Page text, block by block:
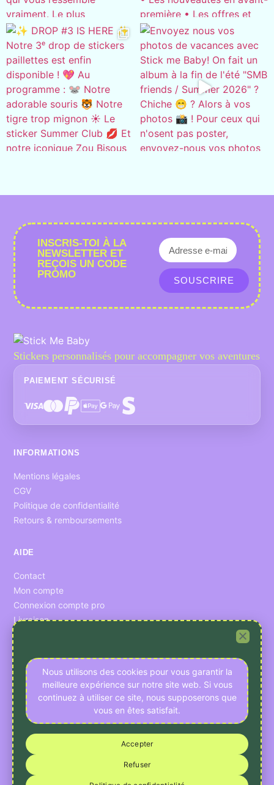
INSCRIS-TOI À LA
NEWSLETTER ET
REÇOIS UN CODE
PROMO
SOUSCRIRE
Stickers personnalisés pour accompagner vos aventures
PAIEMENT SÉCURISÉ
INFORMATIONS
Mentions légales
CGV
Politique de confidentialité
Retours & remboursements
AIDE
Contact
Mon compte
Connexion compte pro
Livraison
Préférences cookies
Données personnelles
RESSOURCES
Nous laisser un avis
Informations légales
Nous utilisons des cookies pour vous garantir la
meilleure expérience sur notre site web. Si vous
continuez à utiliser ce site, nous supposerons que
vous en êtes satisfait.
Accepter
Refuser